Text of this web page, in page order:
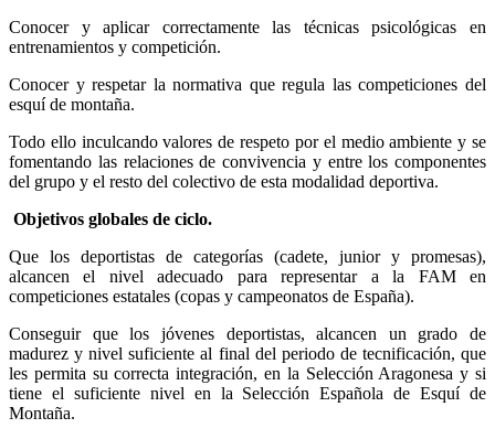
Conocer y aplicar correctamente las técnicas psicológicas en
entrenamientos y competición.
Conocer y respetar la normativa que regula las competiciones del
esquí de montaña.
Todo ello inculcando valores de respeto por el medio ambiente y se
fomentando las relaciones de convivencia y entre los componentes
del grupo y el resto del colectivo de esta modalidad deportiva.
Objetivos globales de ciclo.
Que los deportistas de categorías (cadete, junior y promesas),
alcancen el nivel adecuado para representar a la FAM en
competiciones estatales (copas y campeonatos de España).
Conseguir que los jóvenes deportistas, alcancen un grado de
madurez y nivel suficiente al final del periodo de tecnificación, que
les permita su correcta integración, en la Selección Aragonesa y si
tiene el suficiente nivel en la Selección Española de Esquí de
Montaña.